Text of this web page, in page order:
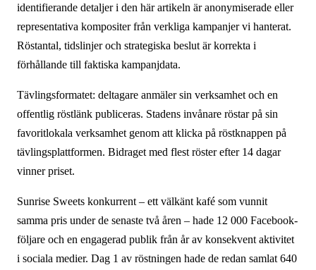
identifierande detaljer i den här artikeln är anonymiserade eller
representativa kompositer från verkliga kampanjer vi hanterat.
Röstantal, tidslinjer och strategiska beslut är korrekta i
förhållande till faktiska kampanjdata.
Tävlingsformatet: deltagare anmäler sin verksamhet och en
offentlig röstlänk publiceras. Stadens invånare röstar på sin
favoritlokala verksamhet genom att klicka på röstknappen på
tävlingsplattformen. Bidraget med flest röster efter 14 dagar
vinner priset.
Sunrise Sweets konkurrent – ett välkänt kafé som vunnit
samma pris under de senaste två åren – hade 12 000 Facebook-
följare och en engagerad publik från år av konsekvent aktivitet
i sociala medier. Dag 1 av röstningen hade de redan samlat 640